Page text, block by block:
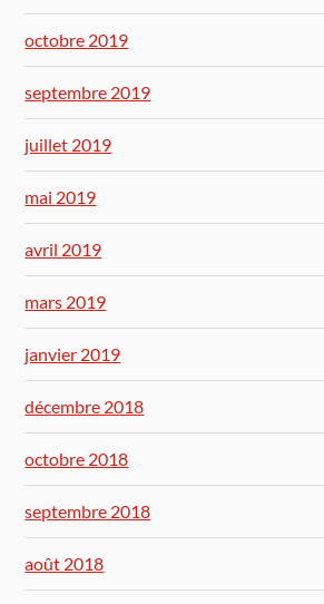
octobre 2019
septembre 2019
juillet 2019
mai 2019
avril 2019
mars 2019
janvier 2019
décembre 2018
octobre 2018
septembre 2018
août 2018